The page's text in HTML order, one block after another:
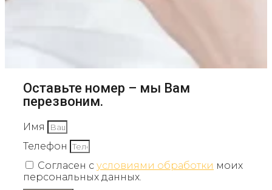
Оставьте номер – мы Вам
перезвоним.
Имя
Телефон
Согласен с условиями обработки моих
персональных данных.